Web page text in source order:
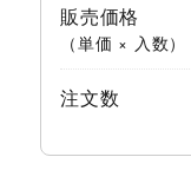
販売価格
（単価 × 入数）
注文数